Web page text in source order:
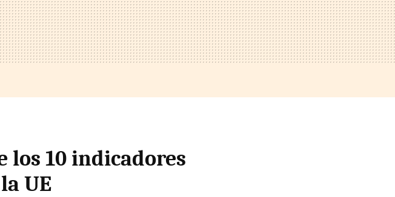
los 10 indicadores
UE